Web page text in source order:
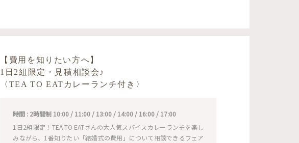
【費用を知りたい方へ】
1日2組限定・見積相談会♪
〈TEA TO EATカレーランチ付き〉
時間 : 2時間制 10:00 / 11:00 / 13:00 / 14:00 / 16:00 / 17:00
1日2組限定！TEA TO EATさんの大人気スパイスカレーランチを楽し
みながら、1番知りたい「結婚式の費用」について相談できるフェア